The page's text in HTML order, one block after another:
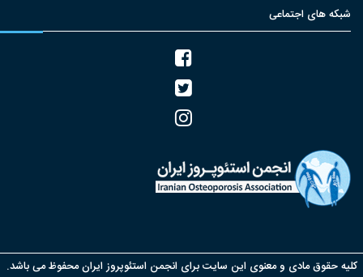
شبکه های اجتماعی
حقوق مادی و معنوی این سایت برای انجمن استئوپروز ایران محفوظ می باشد.